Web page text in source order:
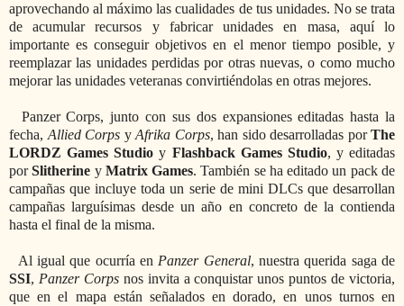
aprovechando al máximo las cualidades de tus unidades. No se trata
de acumular recursos y fabricar unidades en masa, aquí lo
importante es conseguir objetivos en el menor tiempo posible, y
reemplazar las unidades perdidas por otras nuevas, o como mucho
mejorar las unidades veteranas convirtiéndolas en otras mejores.
Panzer Corps, junto con sus dos expansiones editadas hasta la
fecha,Allied Corps yAfrika Corps, han sido desarrolladas porThe
LORDZ Games Studio y Flashback Games Studio, y editadas
porSlitherine y Matrix Games. También se ha editado un pack de
campañas que incluye toda un serie de mini DLCs que desarrollan
campañas larguísimas desde un año en concreto de la contienda
hasta el final de la misma.
Al igual que ocurría enPanzer General, nuestra querida saga de
SSI, Panzer Corpsnos invita a conquistar unos puntos de victoria,
que en el mapa están señalados en dorado, en unos turnos en